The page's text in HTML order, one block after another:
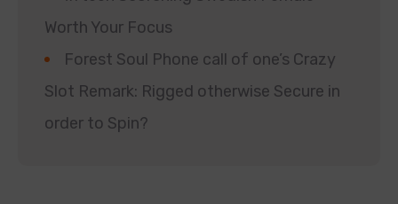
Worth Your Focus
Forest Soul Phone call of one’s Crazy
Slot Remark: Rigged otherwise Secure in
order to Spin?